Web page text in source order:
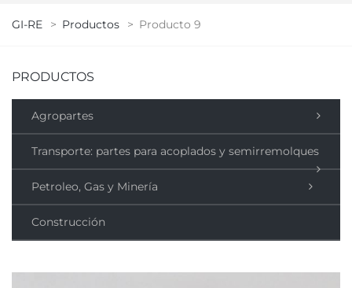
GI-RE > Productos > Producto 9
PRODUCTOS
Agropartes
Transporte: partes para acoplados y semirremolques
Petroleo, Gas y Minería
Construcción